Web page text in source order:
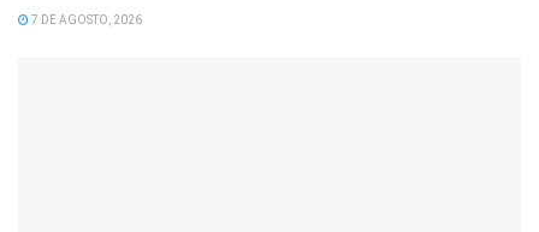
7 DE AGOSTO, 2026